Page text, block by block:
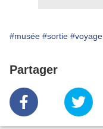
#musée #sortie #voyage
Partager